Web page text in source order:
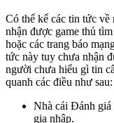
Có thể kể các tin tức về
nhận được game thủ
hoặc các trang báo
tức này tuy chưa nhận
người chưa hiểu gì tin
quanh các điều như sau:
Nhà cái Đánh giá
gia nhập.